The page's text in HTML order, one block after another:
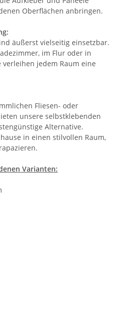
Oberflächen anbringen.
äußerst vielseitig einsetzbar.
im Flur oder in
jedem Raum eine
Fliesen- oder
unsere selbstklebenden
Alternative.
in einen stilvollen Raum,
Varianten: